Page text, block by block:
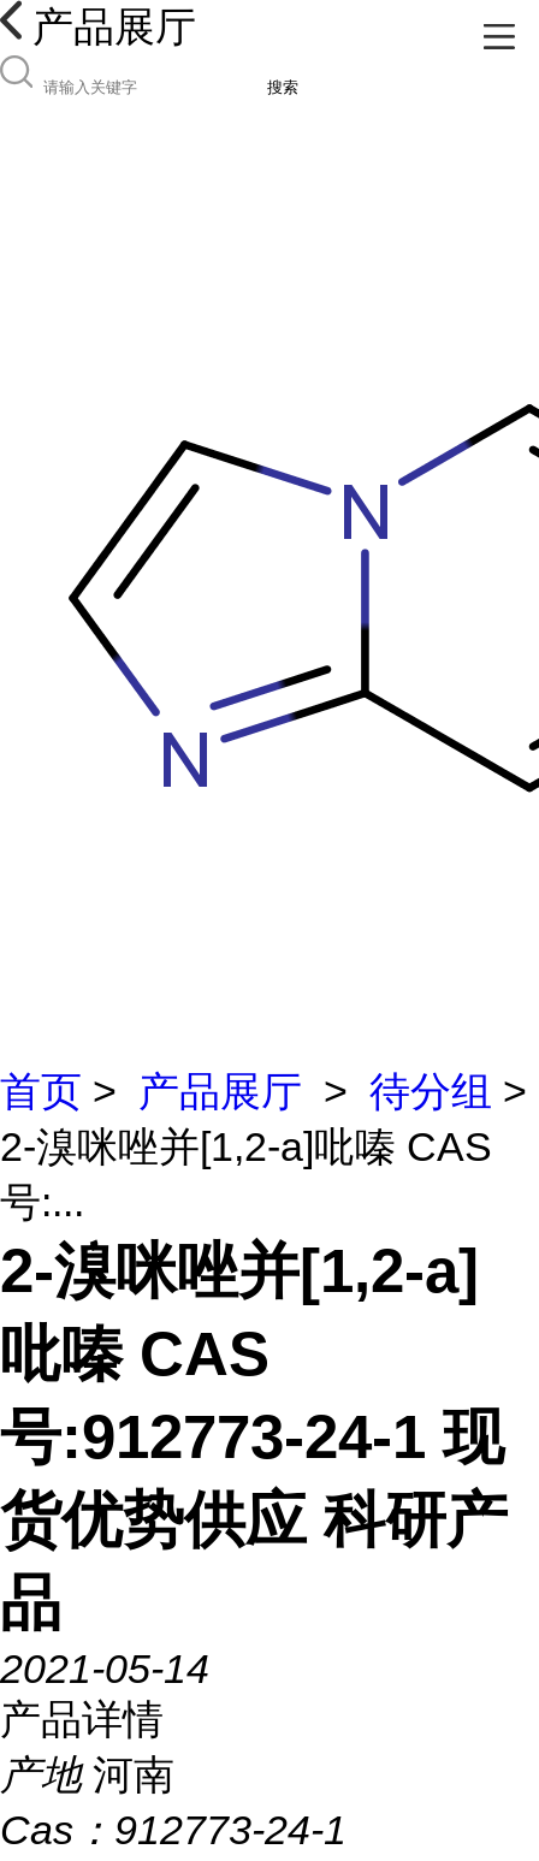
产品展厅
搜索
首页 > 产品展厅 > 待分组 >
2-溴咪唑并[1,2-a]吡嗪 CAS
号:...
2-溴咪唑并[1,2-a]
吡嗪 CAS
号:912773-24-1 现
货优势供应 科研产
品
2021-05-14
产品详情
产地 河南
Cas： 912773-24-1